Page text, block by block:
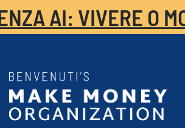
AI: VIVERE O